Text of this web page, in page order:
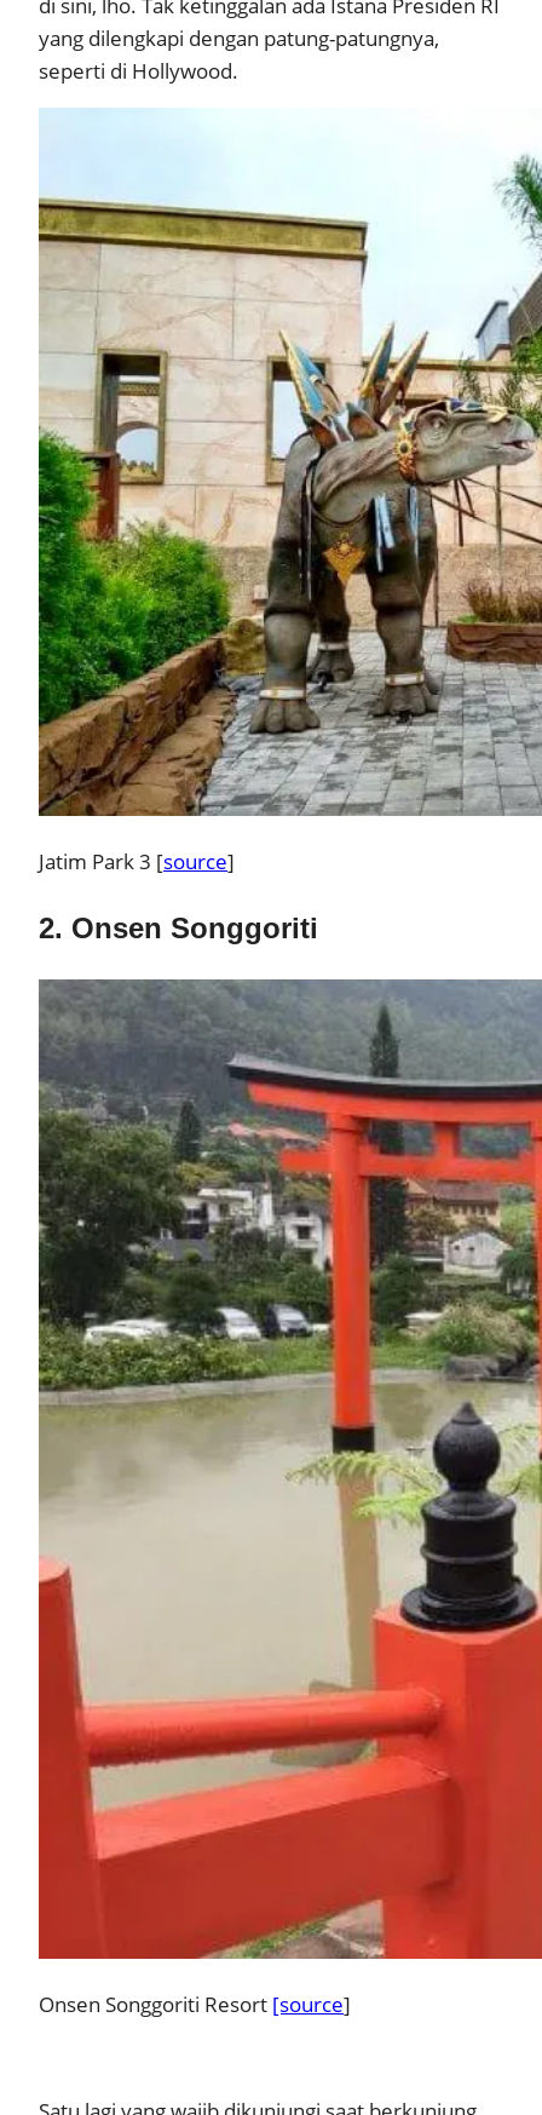
di sini, lho. Tak ketinggalan ada Istana Presiden RI
yang dilengkapi dengan patung-patungnya,
seperti di Hollywood.
Jatim Park 3 [source]
2. Onsen Songgoriti
Onsen Songgoriti Resort [source]